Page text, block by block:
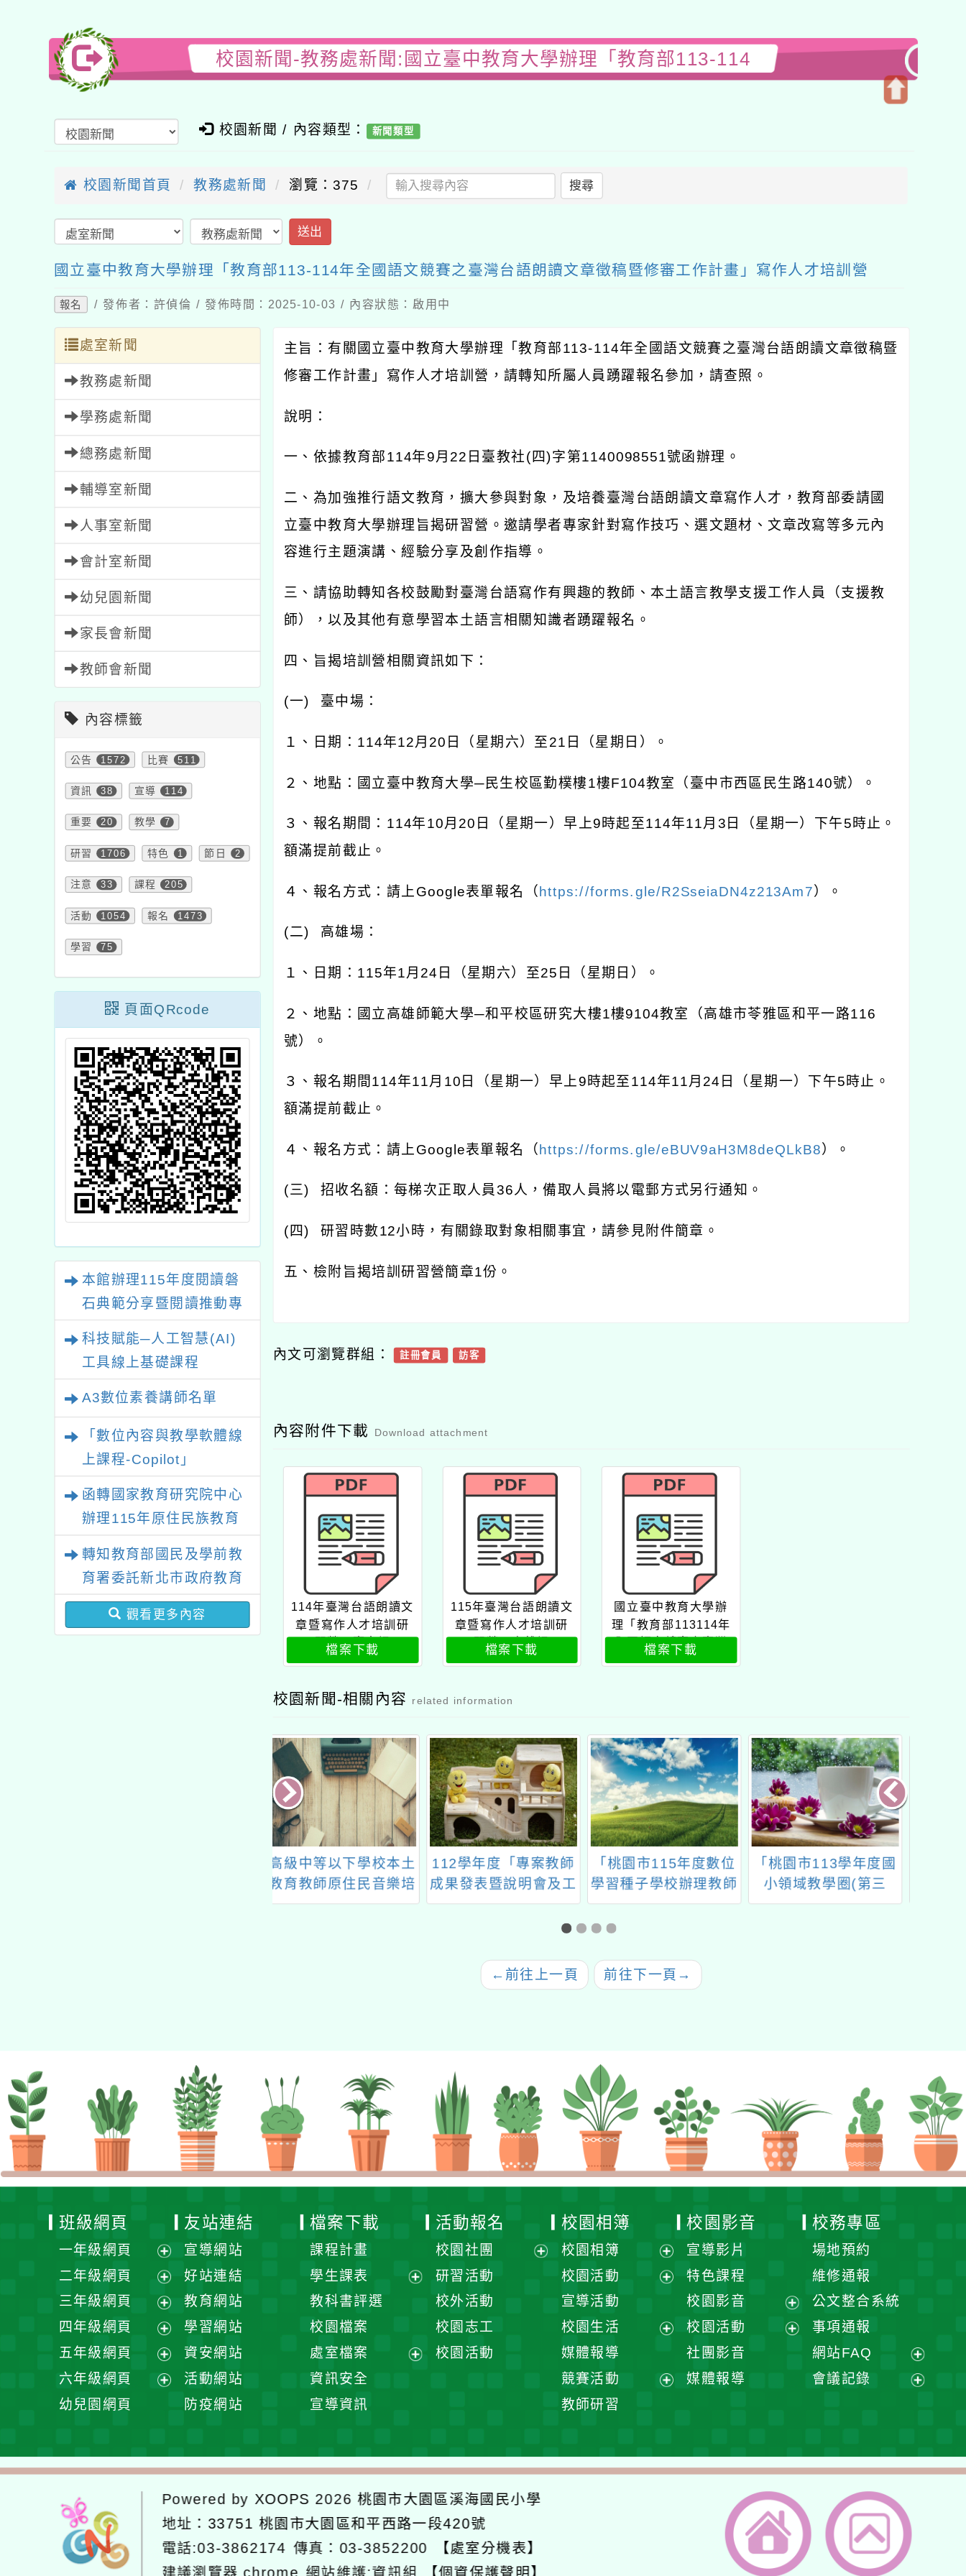
校園新聞-教務處新聞:國立臺中教育大學辦理「教育部113-114
校園新聞 / 內容類型： 新聞類型
校園新聞首頁 教務處新聞 瀏覽：375 搜尋
送出
國立臺中教育大學辦理「教育部113-114年全國語文競賽之臺灣台語朗讀文章徵稿暨修審工作計畫」寫作人才培訓營
報名 / 發佈者：許偵倫 / 發佈時間：2025-10-03 / 內容狀態：啟用中
處室新聞
教務處新聞
學務處新聞
總務處新聞
輔導室新聞
人事室新聞
會計室新聞
幼兒園新聞
家長會新聞
教師會新聞
內容標籤
公告 1572 比賽 511
資訊 38 宣導 114
重要 20 教學 7
研習 1706 特色 1 節日 2
注意 33 課程 205
活動 1054 報名 1473
學習 75
頁面QRcode
本館辦理115年度閱讀磐
石典範分享暨閱讀推動專
業研習
科技賦能─人工智慧(AI)
工具線上基礎課程
A3數位素養講師名單
「數位內容與教學軟體線
上課程-Copilot」
函轉國家教育研究院中心
辦理115年原住民族教育
轉知教育部國民及學前教
育署委託新北市政府教育
局辦理「115年度教師專
業成長研習實施計畫－夢
觀看更多內容
主旨：有關國立臺中教育大學辦理「教育部113-114年全國語文競賽之臺灣台語朗讀文章徵稿暨
修審工作計畫」寫作人才培訓營，請轉知所屬人員踴躍報名參加，請查照。
說明：
一、依據教育部114年9月 22 日臺教社( 四)字第1140098551號函辦理。
二、為加強推行語文教育，擴大參與對象，及培養臺灣台語朗讀文章寫作人才，教育部委請國
立臺中教育大學辦理旨揭研習營。邀請學者專家針對寫作技巧、選文題材、文章改寫等多元內
容進行主題演講、經驗分享及創作指導。
三、請協助轉知各校鼓勵對臺灣台語寫作有興趣的教師、本土語言教學支援工作人員（支援教
師），以及其他有意學習本土語言相關知識者踴躍報名。
四、旨揭培訓營相關資訊如下：
(一) 臺中場：
１、日期： 114年12月 20 日（星期六）至 21 日（星期日）。
２、地點：國立臺中教育大學─民生校區勤樸樓1樓F104教室（臺中市西區民生路140號）。
３、報名期間： 114年10月 20 日（星期一）早上9時起至114年11月 3 日（星期一）下午5時止。
額滿提前截止。
４、報名方式：請上 Google表單報名（https://forms.gle/R2SseiaDN4z213Am7）。
(二) 高雄場：
１、日期： 115年1月 24 日（星期六）至25 日（星期日）。
２、地點：國立高雄師範大學─和平校區研究大樓1樓9104教室（高雄市苓雅區和平一路116
號）。
３、報名期間 114年11月 10 日（星期一）早上 9時起至 114年11月 24 日（星期一）下午5時止。
額滿提前截止。
４、報名方式：請上 Google表單報名（https://forms.gle/eBUV9aH3M8deQLkB8）。
(三) 招收名額：每梯次正取人員36人，備取人員將以電郵方式另行通知。
( 四) 研習時數12小時，有關錄取對象相關事宜，請參見附件簡章。
五、檢附旨揭培訓研習營簡章1份。
內文可瀏覽群組： 註冊會員 訪客
內容附件下載 Download attachment
114年臺灣台語朗讀文
章暨寫作人才培訓研
習營—臺中場
檔案下載
115年臺灣台語朗讀文
章暨寫作人才培訓研
習營—高雄場
檔案下載
國立臺中教育大學辦
理「教育部113114年
全國語文競賽之臺灣
台語朗讀文章徵稿暨
檔案下載
校園新聞-相關內容 related information
112學年度「專案教師
成果發表暨說明會及工
作坊」
「桃園市115年度數位
學習種子學校辦理教師
認證培訓暨AI素養課
程-Gemini AI-潮音場
「桃園市113學年度國
小領域教學圈(第三
區)-數學領域素養導向
國立臺灣師範大學辦理
「國小五年級低成就學
生數學疑難問題與有效
← 前往上一頁 前往下一頁 →
班級網頁
一年級網頁
展
開
選
單
二年級網頁
展
選
單
三年級網頁
展
選
單
四年級網頁
展
選
五年級網頁
展
開
六年級網頁
單
幼兒園網頁
友站連結
宣導網站
好站連結
教育網站
學習網站
資安網站
活動網站
防疫網站
檔案下載
課程計畫
學生課表
單
教科書評選
校園檔案
處室檔案
資訊安全
宣導資訊
活動報名
校園社團
研習活動
校外活動
校園志工
校園活動
校園相簿
校園相簿
展
開
單
校園活動
選
宣導活動
校園生活
選
媒體報導
競賽活動
單
教師研習
校園影音
宣導影片
特色課程
校園影音
展
校園活動
社團影音
媒體報導
校務專區
場地預約
維修通報
公文整合系統
事項通報
網站FAQ
展
開
會議記錄
單
Powered by XOOPS 2026桃園市大園區溪海國民小學
地址： 33751 桃園市大園區和平西路一段420號
電話:03-3862174 傳真：03-3852200 【處室分機表】
建議瀏覽器 chrome 網站維護:資訊組 【個資保護聲明】